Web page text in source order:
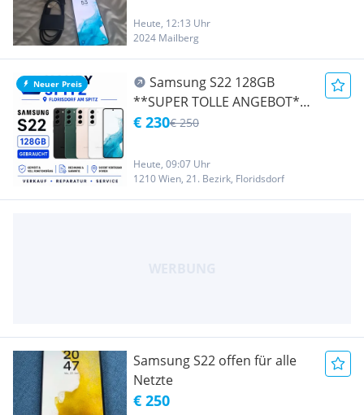
Heute, 12:13 Uhr
2024 Mailberg
Neuer Preis
Samsung S22 128GB
**SUPER TOLLE ANGEBOT**
TOP ZUSTAND**PREISS:
ALLE NETZE / FARBE: BLACK /
HANDYSPITZ /
BRÜNNERSTRASSE 12 1210
€ 230€ 250
Heute, 09:07 Uhr
1210 Wien, 21. Bezirk, Floridsdorf
Samsung S22 offen für alle
Netzte
€ 250